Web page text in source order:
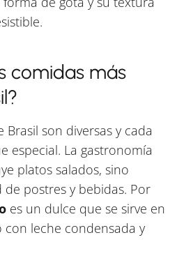
comidas más
Brasil son diversas y cada
especial. La gastronomía
platos salados, sino
postres y bebidas. Por
es un dulce que se sirve en
con leche condensada y